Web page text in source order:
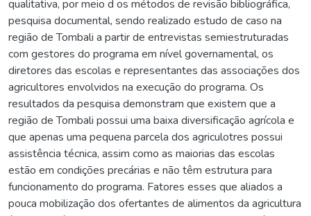
qualitativa, por meio d os métodos de revisão bibliográfica,
pesquisa documental, sendo realizado estudo de caso na
região de Tombali a partir de entrevistas semiestruturadas
com gestores do programa em nível governamental, os
diretores das escolas e representantes das associações dos
agricultores envolvidos na execução do programa. Os
resultados da pesquisa demonstram que existem que a
região de Tombali possui uma baixa diversificação agrícola e
que apenas uma pequena parcela dos agriculotres possui
assistência técnica, assim como as maiorias das escolas
estão em condições precárias e não têm estrutura para
funcionamento do programa. Fatores esses que aliados a
pouca mobilização dos ofertantes de alimentos da agricultura